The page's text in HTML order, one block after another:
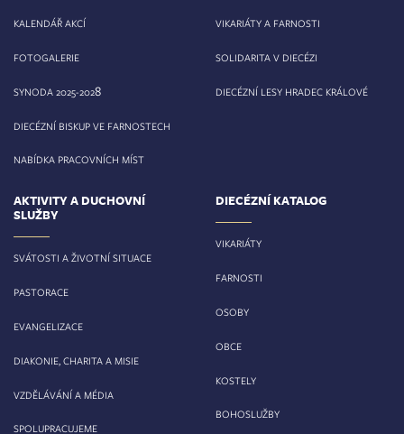
KALENDÁŘ AKCÍ
FOTOGALERIE
SYNODA 2025-2028
DIECÉZNÍ BISKUP VE FARNOSTECH
NABÍDKA PRACOVNÍCH MÍST
VIKARIÁTY A FARNOSTI
SOLIDARITA V DIECÉZI
DIECÉZNÍ LESY HRADEC KRÁLOVÉ
AKTIVITY A DUCHOVNÍ
SLUŽBY
SVÁTOSTI A ŽIVOTNÍ SITUACE
PASTORACE
EVANGELIZACE
DIAKONIE, CHARITA A MISIE
VZDĚLÁVÁNÍ A MÉDIA
SPOLUPRACUJEME
DIECÉZNÍ KATALOG
VIKARIÁTY
FARNOSTI
OSOBY
OBCE
KOSTELY
BOHOSLUŽBY